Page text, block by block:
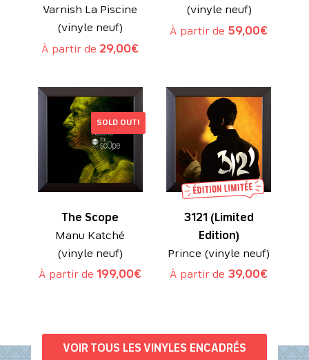
Varnish La Piscine
(vinyle neuf)
À partir de 29,00€
(vinyle neuf)
À partir de 59,00€
SOLD OUT!
The Scope
Manu Katché
(vinyle neuf)
À partir de 199,00€
3121 (Limited
Edition)
Prince (vinyle neuf)
À partir de 39,00€
VOIR TOUS LES VINYLES ENCADRÉS